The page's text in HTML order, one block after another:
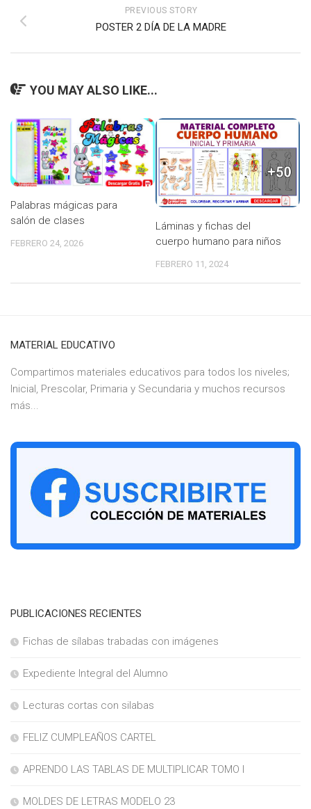
PREVIOUS STORY
POSTER 2 DÍA DE LA MADRE
YOU MAY ALSO LIKE...
Palabras mágicas para
salón de clases
FEBRERO 24, 2026
Láminas y fichas del
cuerpo humano para niños
FEBRERO 11, 2024
MATERIAL EDUCATIVO
Compartimos materiales educativos para todos los niveles;
Inicial, Prescolar, Primaria y Secundaria y muchos recursos
más...
PUBLICACIONES RECIENTES
Fichas de sílabas trabadas con imágenes
Expediente Integral del Alumno
Lecturas cortas con silabas
FELIZ CUMPLEAÑOS CARTEL
APRENDO LAS TABLAS DE MULTIPLICAR TOMO I
MOLDES DE LETRAS MODELO 23